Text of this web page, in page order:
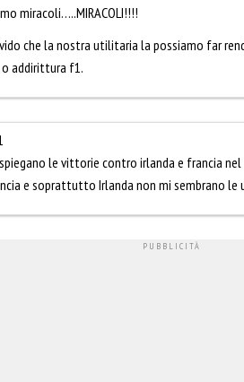
miracoli…..MIRACOLI!!!!
che la nostra utilitaria la possiamo far
addirittura f1.
le vittorie contro irlanda e francia
e soprattutto Irlanda non mi sembrano le